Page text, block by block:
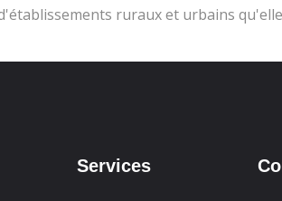
ruraux et urbains
Services